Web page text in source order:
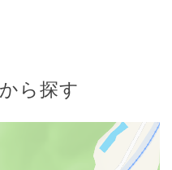
ら探す